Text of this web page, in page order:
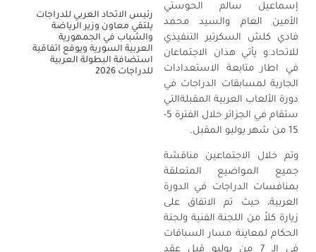
إسماعيل سالم الحوستي
الأمين العام والسيد محمد
فادي كلش السكرتير التنفيذي
للاتحاد.و يأتي هذان الاجتماعان
في اطار متابعة الاستعدادات
الجارية لمسابقات الدراجات في
دورة الألعاب العربية المقبلةالتي
ستقام في الجزائر خلال الفترة 5-
15 من شهر يوليو المقبل.
وتم خلال الاجتماعين مناقشة
جميع المواضيع المتعلقة
بمنافسات الدراجات في الدورة
العربية، حيث تم الاتفاق على
زيارة كلاً من اللجنة الفنية ولجنة
الحكام لمعاينة مسار السباقات
في الـ 7 من يوليو قبل عقد
رئيس الاتحاد العربي للدراجات
يلتقي معاون وزير الرياضة
والشباب في الجمهورية
العربية السورية ويوقع اتفاقية
استضافة البطولة العربية
للدراجات 2026